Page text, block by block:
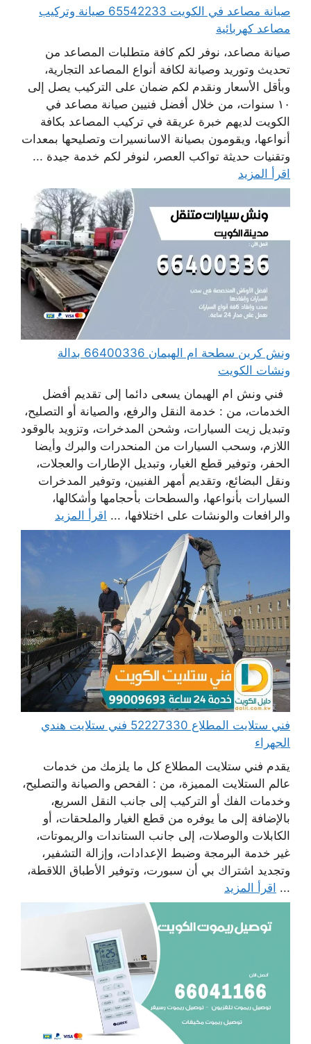
صيانة مصاعد في الكويت 65542233 صيانة وتركيب
مصاعد كهربائية
صيانة مصاعد، نوفر لكم كافة متطلبات المصاعد من
تحديث وتوريد وصيانة لكافة أنواع المصاعد التجارية،
وبأقل الأسعار ونقدم لكم ضمان على التركيب يصل إلى
١٠ سنوات، من خلال أفضل فنيين صيانة مصاعد في
الكويت لديهم خبرة عريقة في تركيب المصاعد بكافة
أنواعها، ويقومون بصيانة الاسانسيرات وتصليحها بمعدات
وتقنيات حديثة تواكب العصر، لنوفر لكم خدمة جيدة ...
اقرأ المزيد
ونش كرين سطحة ام الهيمان 66400336 بدالة
ونشات الكويت
فني ونش ام الهيمان يسعى دائما إلى تقديم أفضل
الخدمات، من : خدمة النقل والرفع، والصيانة أو التصليح،
وتبديل زيت السيارات، وشحن المدخرات، وتزويد بالوقود
اللازم، وسحب السيارات من المنحدرات والبرك وأيضا
الحفر، وتوفير قطع الغيار، وتبديل الإطارات والعجلات،
ونقل البضائع، وتقديم أمهر الفنيين، وتوفير المدخرات
السيارات بأنواعها، والسطحات بأحجامها وأشكالها،
والرافعات والونشات على اختلافها، ... اقرأ المزيد
فني ستلايت المطلاع 52227330 فني ستلايت هندي
الجهراء
يقدم فني ستلايت المطلاع كل ما يلزمك من خدمات
عالم الستلايت المميزة، من : الفحص والصيانة والتصليح،
وخدمات الفك أو التركيب إلى جانب النقل السريع،
بالإضافة إلى ما يوفره من قطع الغيار والملحقات، أو
الكابلات والوصلات، إلى جانب الستاندات والريموتات،
غير خدمة البرمجة وضبط الإعدادات، وإزالة التشفير،
وتجديد اشتراك بي أن سبورت، وتوفير الأطباق اللاقطة،
... اقرأ المزيد